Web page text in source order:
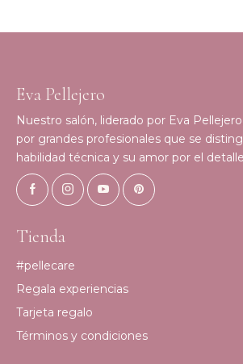
Eva Pellejero
Nuestro salón, liderado por Eva
por grandes profesionales que se
habilidad técnica y su amor por el
Tienda
#pellecare
Regala experiencias
Tarjeta regalo
Términos y condiciones